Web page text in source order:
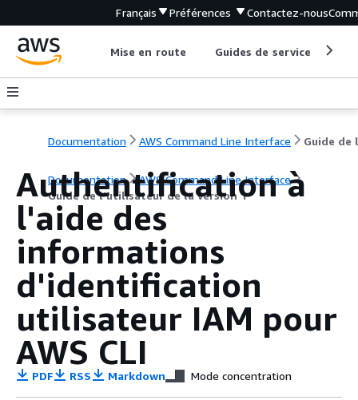
Français Préférences Contactez-nous
Mise en route Guides de service
Documentation AWS Command Line Interface
Documentation
AWS Command Line Interface
Guide de l’utilisateur de la version 1
Authentification à
l'aide des
informations
d'identification
utilisateur IAM pour
AWS CLI
PDF RSS Markdown Mode concentration